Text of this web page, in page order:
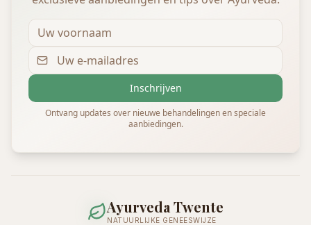
Inschrijven
Ontvang updates over nieuwe behandelingen en speciale
aanbiedingen.
Ayurveda Twente
NATUURLIJKE GENEESWIJZE